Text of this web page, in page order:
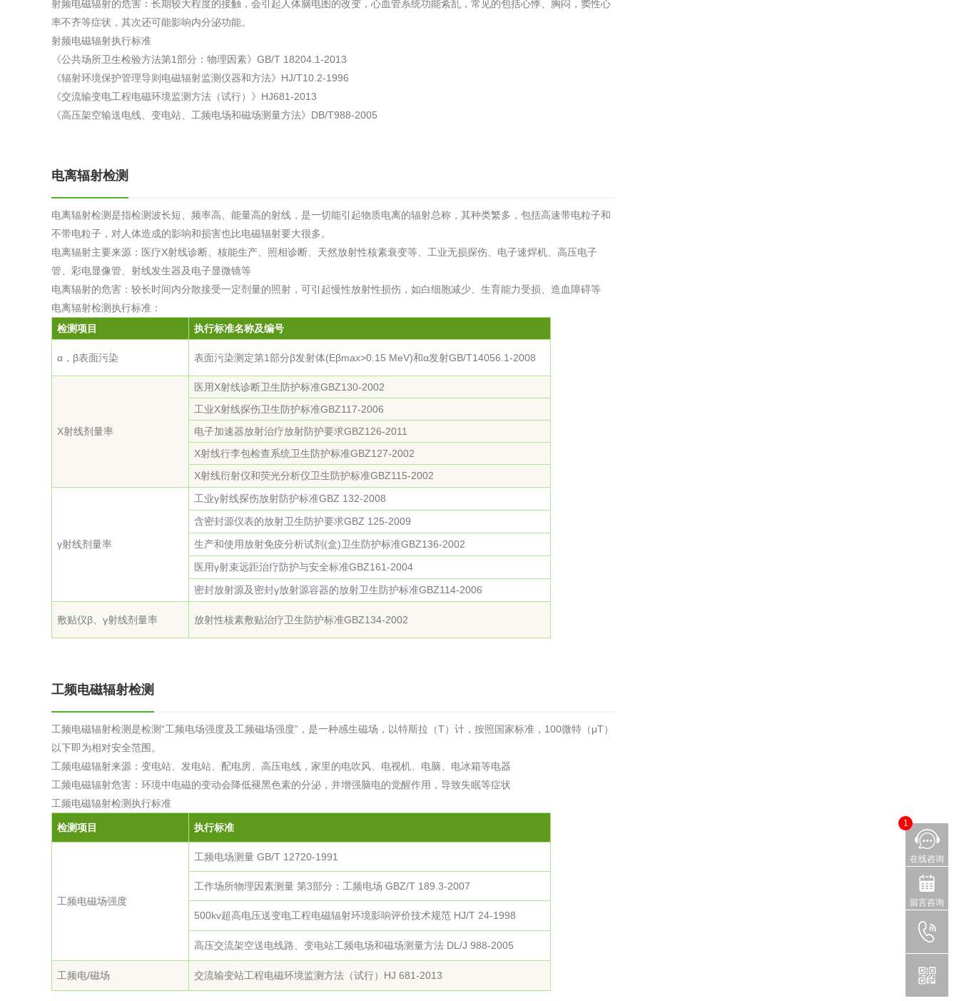
综合利用工程
射频电磁辐射的危害：长期较大程度的接触，会引起人体脑电图的改变，心血管系统功能紊乱，常见的包括心悸、胸闷，窦性心
率不齐等症状，其次还可能影响内分泌功能。
射频电磁辐射执行标准
《公共场所卫生检验方法第1部分：物理因素》GB/T 18204.1-2013
《辐射环境保护管理导则电磁辐射监测仪器和方法》HJ/T10.2-1996
《交流输变电工程电磁环境监测方法（试行）》HJ681-2013
《高压架空输送电线、变电站、工频电场和磁场测量方法》DB/T988-2005
电离辐射检测
电离辐射检测是指检测波长短、频率高、能量高的射线，是一切能引起物质电离的辐射总称，其种类繁多，包括高速带电粒子和
不带电粒子，对人体造成的影响和损害也比电磁辐射要大很多。
电离辐射主要来源：医疗X射线诊断、核能生产、照相诊断、天然放射性核素衰变等、工业无损探伤、电子速焊机、高压电子
管、彩电显像管、射线发生器及电子显微镜等
电离辐射的危害：较长时间内分散接受一定剂量的照射，可引起慢性放射性损伤，如白细胞减少、生育能力受损、造血障碍等
电离辐射检测执行标准：
检测项目
执行标准名称及编号
α，β表面污染 表面污染测定第1部分β发射体(Eβmax>0.15 MeV)和α发射GB/T14056.1-2008
X射线剂量率
医用X射线诊断卫生防护标准GBZ130-2002
工业X射线探伤卫生防护标准GBZ117-2006
电子加速器放射治疗放射防护要求GBZ126-2011
X射线行李包检查系统卫生防护标准GBZ127-2002
X射线衍射仪和荧光分析仪卫生防护标准GBZ115-2002
γ射线剂量率
工业γ射线探伤放射防护标准GBZ 132-2008
含密封源仪表的放射卫生防护要求GBZ 125-2009
生产和使用放射免疫分析试剂(盒)卫生防护标准GBZ136-2002
医用γ射束远距治疗防护与安全标准GBZ161-2004
密封放射源及密封γ放射源容器的放射卫生防护标准GBZ114-2006
敷贴仪β、γ射线剂量率 放射性核素敷贴治疗卫生防护标准GBZ134-2002
工频电磁辐射检测
工频电磁辐射检测是检测“工频电场强度及工频磁场强度”，是一种感生磁场，以特斯拉（T）计，按照国家标准，100微特（μT）
以下即为相对安全范围。
工频电磁辐射来源：变电站、发电站、配电房、高压电线，家里的电吹风、电视机、电脑、电冰箱等电器
工频电磁辐射危害：环境中电磁的变动会降低褪黑色素的分泌，并增强脑电的觉醒作用，导致失眠等症状
工频电磁辐射检测执行标准
检测项目 执行标准
工频电磁场强度
工频电场测量 GB/T 12720-1991
工作场所物理因素测量 第3部分：工频电场 GBZ/T 189.3-2007
500kv超高电压送变电工程电磁辐射环境影响评价技术规范 HJ/T 24-1998
高压交流架空送电线路、变电站工频电场和磁场测量方法 DL/J 988-2005
工频电/磁场 交流输变站工程电磁环境监测方法（试行）HJ 681-2013
在线咨询
1
留言咨询